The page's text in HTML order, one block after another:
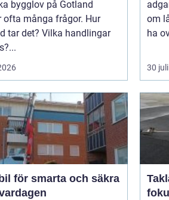
bygglov på Gotland
ofta många frågor. Hur
tar det? Vilka handlingar
om
ha
30
för smarta och säkra